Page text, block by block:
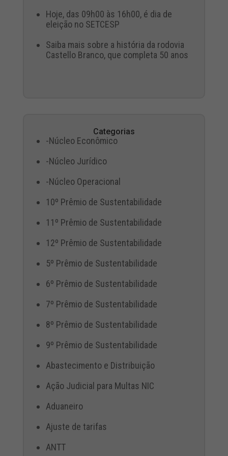
Hoje, das 09h00 às 16h00, é dia de
eleição no SETCESP
Saiba mais sobre a história da rodovia
Castello Branco, que completa 50 anos
Categorias
-Núcleo Econômico
-Núcleo Jurídico
-Núcleo Operacional
10º Prêmio de Sustentabilidade
11º Prêmio de Sustentabilidade
12º Prêmio de Sustentabilidade
5º Prêmio de Sustentabilidade
6º Prêmio de Sustentabilidade
7º Prêmio de Sustentabilidade
8º Prêmio de Sustentabilidade
9º Prêmio de Sustentabilidade
Abastecimento e Distribuição
Ação Judicial para Multas NIC
Aduaneiro
Ajuste de tarifas
ANTT